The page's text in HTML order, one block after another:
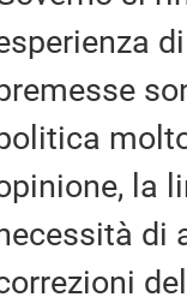
la
di